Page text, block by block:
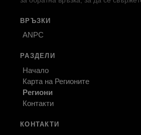
ВРЪЗКИ
ANPC
РАЗДЕЛИ
Начало
Карта на Регионите
Региони
Контакти
КОНТАКТИ